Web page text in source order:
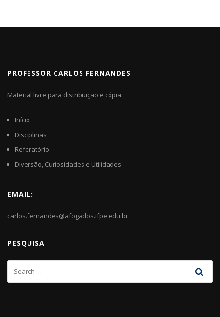
PROFESSOR CARLOS FERNANDES
Material livre para distribuição e cópia.
Início
Disciplinas
Referatório
Diversão, Curiosidades e Utilidades
EMAIL:
carlos.fernandes@afogados.ifpe.edu.br
PESQUISA